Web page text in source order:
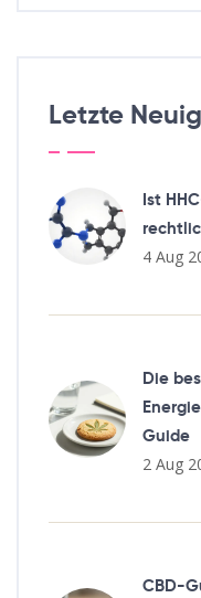
Letzte
Ist
4 Aug
Die
Guide
2 Aug
CBD-